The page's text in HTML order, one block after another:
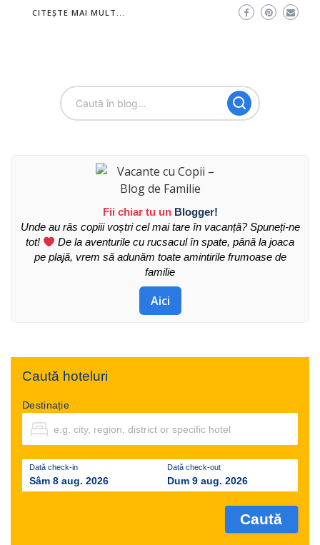
CITEȘTE MAI MULT...
Fii chiar tu un Blogger!
Unde au râs copiii voștri cel mai tare în vacanță? Spuneți-ne
tot!
De la aventurile cu rucsacul în spate, până la joaca
pe plajă, vrem să adunăm toate amintirile frumoase de
familie
Aici
Caută hoteluri
Destinație
Dată check-in
Sâm 8 aug. 2026
Dată check-out
Dum 9 aug. 2026